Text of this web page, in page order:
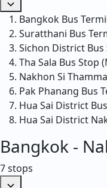
Bangkok Bus
Suratthani Bus
Sichon District Bus
Tha Sala Bus Stop
Nakhon Si
Pak Phanang Bus
Hua Sai District
Hua Sai District
Bangkok -
7 stops